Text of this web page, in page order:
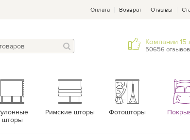
Оплата Возврат Отзывы
Компании 15
50656 отзывов
шторы
Римские шторы Фотошторы